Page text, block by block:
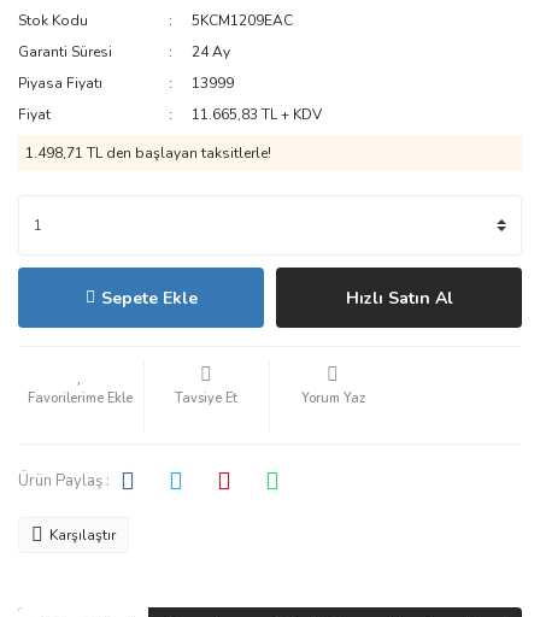
Stok Kodu
5KCM1209EAC
Garanti Süresi
24 Ay
Piyasa Fiyatı
13999
Fiyat
11.665,83 TL + KDV
1.498,71 TL den başlayan taksitlerle!
Sepete Ekle Hızlı Satın Al
Tavsiye Et Yorum Yaz
Ürün Paylaş :
Karşılaştır